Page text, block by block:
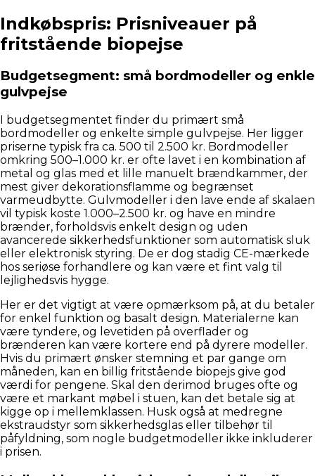
Indkøbspris: Prisniveauer på
fritstående biopejse
Budgetsegment: små bordmodeller og enkle
gulvpejse
I budgetsegmentet finder du primært små
bordmodeller og enkelte simple gulvpejse. Her ligger
priserne typisk fra ca. 500 til 2.500 kr. Bordmodeller
omkring 500–1.000 kr. er ofte lavet i en kombination af
metal og glas med et lille manuelt brændkammer, der
mest giver dekorationsflamme og begrænset
varmeudbytte. Gulvmodeller i den lave ende af skalaen
vil typisk koste 1.000–2.500 kr. og have en mindre
brænder, forholdsvis enkelt design og uden
avancerede sikkerhedsfunktioner som automatisk sluk
eller elektronisk styring. De er dog stadig CE-mærkede
hos seriøse forhandlere og kan være et fint valg til
lejlighedsvis hygge.
Her er det vigtigt at være opmærksom på, at du betaler
for enkel funktion og basalt design. Materialerne kan
være tyndere, og levetiden på overflader og
brænderen kan være kortere end på dyrere modeller.
Hvis du primært ønsker stemning et par gange om
måneden, kan en billig fritstående biopejs give god
værdi for pengene. Skal den derimod bruges ofte og
være et markant møbel i stuen, kan det betale sig at
kigge op i mellemklassen. Husk også at medregne
ekstraudstyr som sikkerhedsglas eller tilbehør til
påfyldning, som nogle budgetmodeller ikke inkluderer
i prisen.